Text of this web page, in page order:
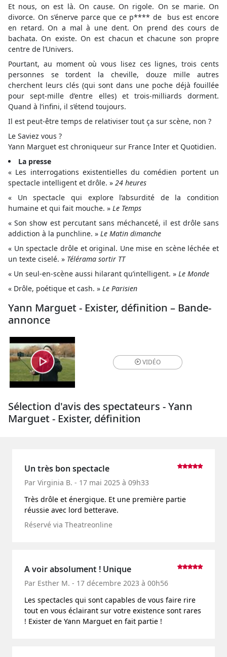
Et nous, on est là. On cause. On rigole. On se marie. On
divorce. On s’énerve parce que ce p**** de bus est encore
en retard. On a mal à une dent. On prend des cours de
bachata. On existe. On est chacun et chacune son propre
centre de l’Univers.
Pourtant, au moment où vous lisez ces lignes, trois cents
personnes se tordent la cheville, douze mille autres
cherchent leurs clés (qui sont dans une poche déjà fouillée
pour sept-mille d’entre elles) et trois-milliards dorment.
Quand à l’infini, il s’étend toujours.
Il est peut-être temps de relativiser tout ça sur scène, non ?
Le Saviez vous ?
Yann Marguet est chroniqueur sur France Inter et Quotidien.
La presse
« Les interrogations existentielles du comédien portent un
spectacle intelligent et drôle. » 24 heures
« Un spectacle qui explore l’absurdité de la condition
humaine et qui fait mouche. » Le Temps
« Son show est percutant sans méchanceté, il est drôle sans
addiction à la punchline. » Le Matin dimanche
« Un spectacle drôle et original. Une mise en scène léchée et
un texte ciselé. » Télérama sortir TT
« Un seul-en-scène aussi hilarant qu’intelligent. » Le Monde
« Drôle, poétique et cash. » Le Parisien
Yann Marguet - Exister, définition – Bande-
annonce
VIDÉO
Sélection d'avis des spectateurs - Yann
Marguet - Exister, définition
Un très bon spectacle
Par Virginia B. - 17 mai 2025 à 09h33
Très drôle et énergique. Et une première partie
réussie avec lord betterave.
Réservé via Theatreonline
A voir absolument ! Unique
Par Esther M. - 17 décembre 2023 à 00h56
Les spectacles qui sont capables de vous faire rire
tout en vous éclairant sur votre existence sont rares
! Exister de Yann Marguet en fait partie !